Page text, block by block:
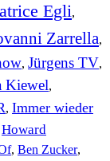
Egli,
Zarrella,
, Jürgens TV,
Kiewel,
, Immer wieder
Howard
, Ben Zucker,